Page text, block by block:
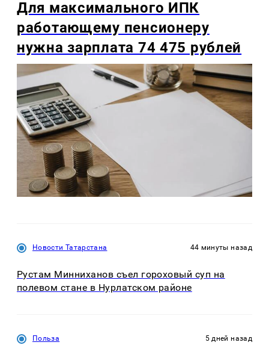
Для максимального ИПК
работающему пенсионеру
нужна зарплата 74 475 рублей
Новости Татарстана 44 минуты назад
Рустам Минниханов съел гороховый суп на
полевом стане в Нурлатском районе
Польза 5 дней назад